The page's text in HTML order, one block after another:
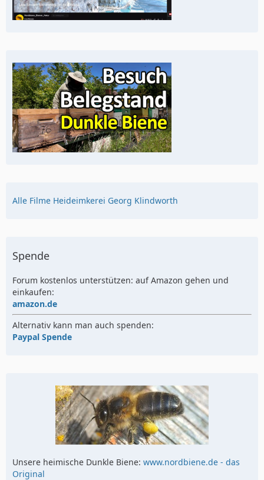
Alle Filme Heideimkerei Georg Klindworth
Spende
Forum kostenlos unterstützen: auf Amazon gehen und
einkaufen:
amazon.de
Alternativ kann man auch spenden:
Paypal Spende
Unsere heimische Dunkle Biene: www.nordbiene.de - das
Original